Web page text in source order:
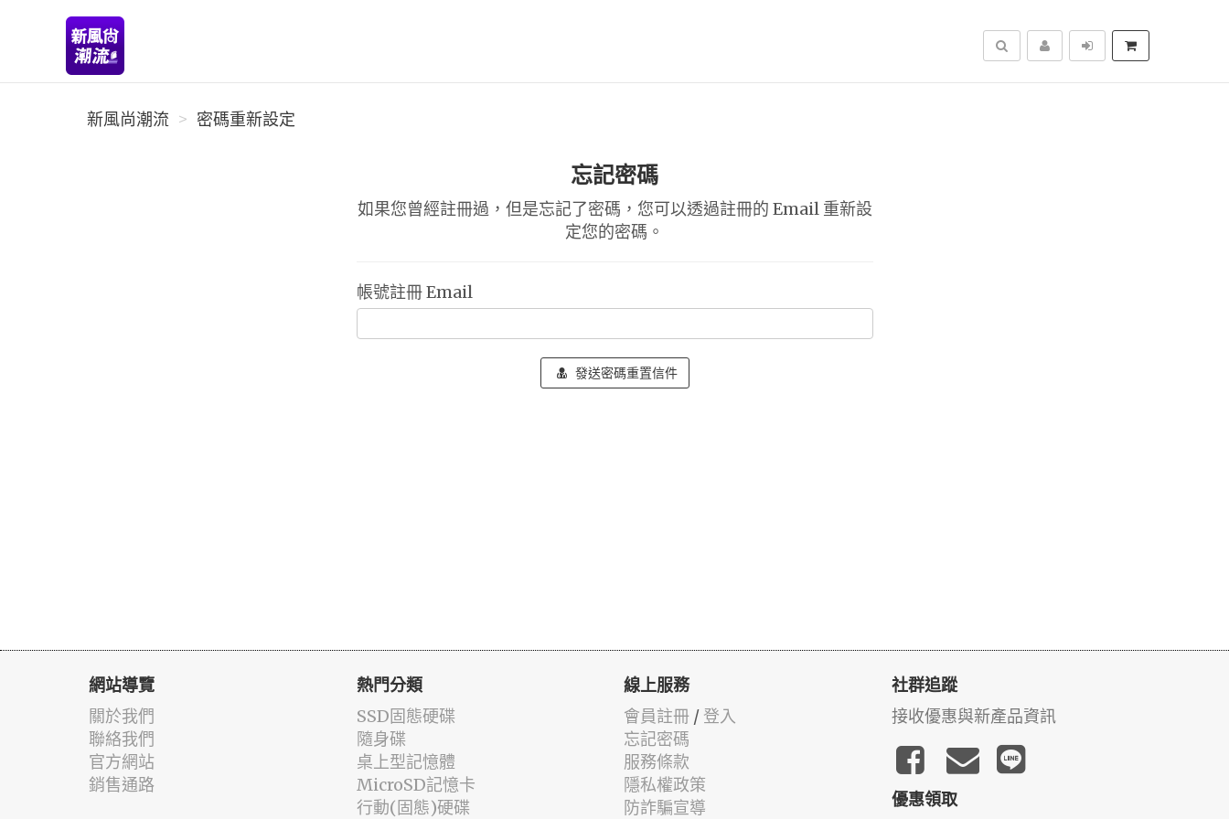
新風尚潮流
搜尋
新風尚潮流 密碼重新設定
忘記密碼
如果您曾經註冊過，但是忘記了密碼，您可以透過註冊的 Email 重新設
定您的密碼。
帳號註冊 Email
發送密碼重置信件
網站導覽
關於我們
聯絡我們
官方網站
銷售通路
熱門分類
SSD固態硬碟
隨身碟
桌上型記憶體
MicroSD記憶卡
行動(固態)硬碟
線上服務
會員註冊 / 登入
忘記密碼
服務條款
隱私權政策
防詐騙宣導
社群追蹤
接收優惠與新產品資訊
優惠領取